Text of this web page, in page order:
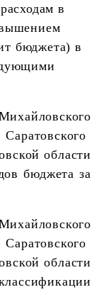
в
бюджета) в
области
бюджета за
области